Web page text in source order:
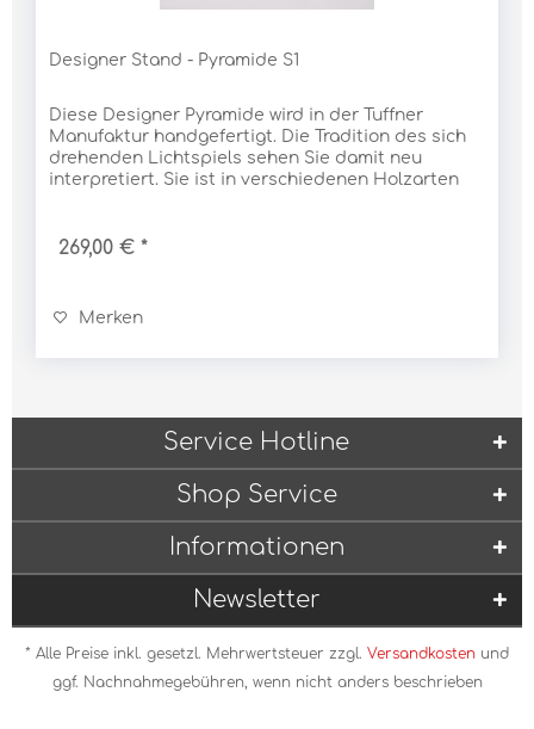
Designer Stand - Pyramide S1
Diese Designer Pyramide wird in der Tuffner
Manufaktur handgefertigt. Die Tradition des sich
drehenden Lichtspiels sehen Sie damit neu
interpretiert. Sie ist in verschiedenen Holzarten
269,00 € *
Merken
Service Hotline
Shop Service
Informationen
Newsletter
* Alle Preise inkl. gesetzl. Mehrwertsteuer zzgl. Versandkosten und
ggf. Nachnahmegebühren, wenn nicht anders beschrieben